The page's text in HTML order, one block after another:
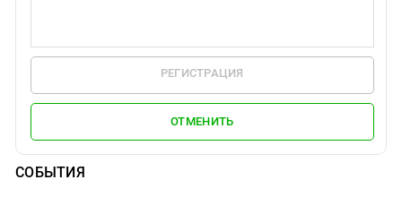
РЕГИСТРАЦИЯ
ОТМЕНИТЬ
СОБЫТИЯ